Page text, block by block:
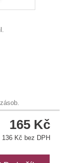
165 Kč
136 Kč bez DPH